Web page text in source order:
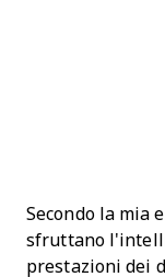
Secondo la mia
sfruttano
prestazioni dei